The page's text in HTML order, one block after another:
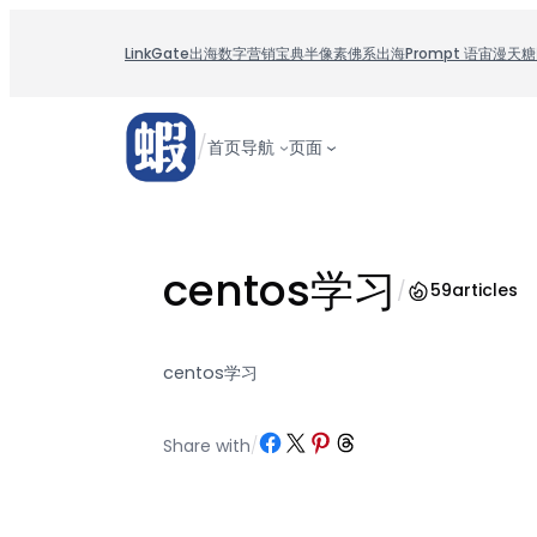
LinkGate出海数字营销宝典半像素佛系出海Prompt 语宙漫天糖
/首页导航 页面
centos学习 / 59articles
centos学习
Share with/Share on Facebook
Share on X Share on Pinterest
Share on Threads